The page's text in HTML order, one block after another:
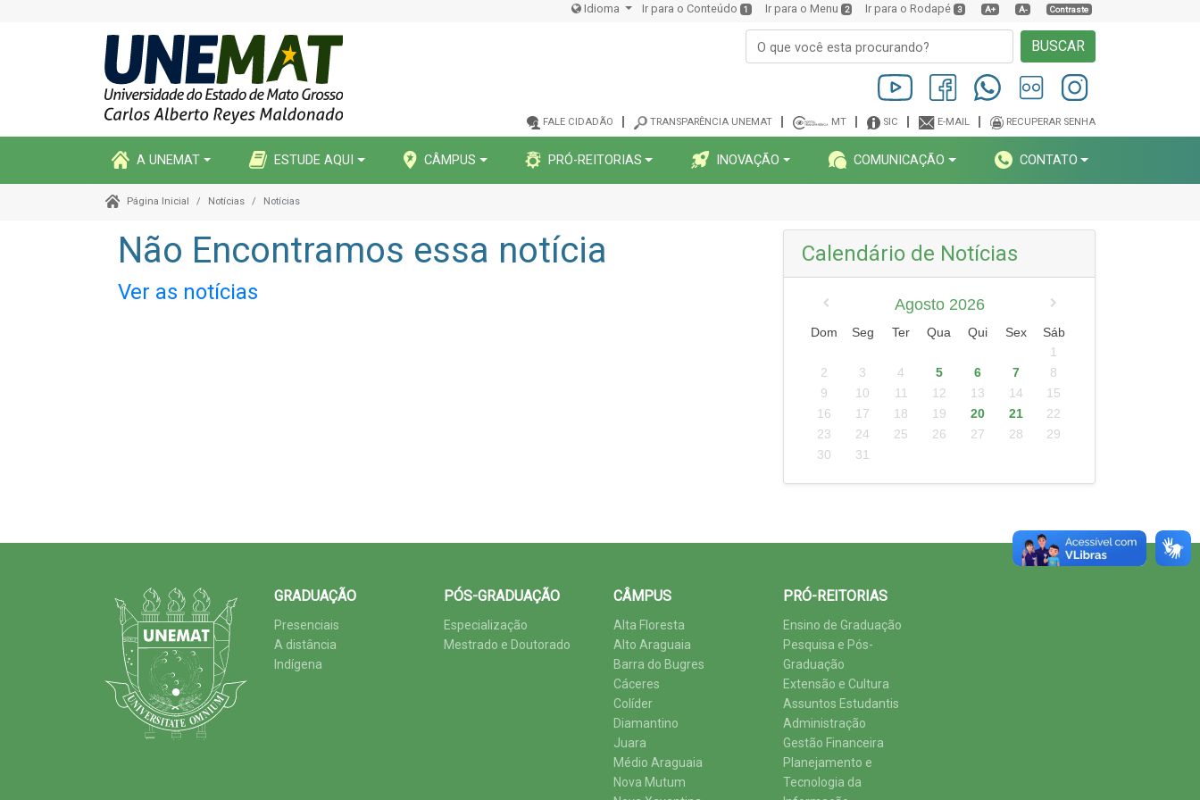
Idioma Ir para o Conteúdo 1 Ir para o Menu 2 Ir para o Rodapé 3 A+ A- Contraste
BUSCAR
FALE CIDADÃO TRANSPARÊNCIA UNEMAT MT SIC E-MAIL RECUPERAR SENHA
A UNEMAT ESTUDE AQUI CÂMPUS PRÓ-REITORIAS INOVAÇÃO COMUNICAÇÃO CONTATO
Página Inicial Notícias Notícias
Não Encontramos essa notícia
Ver as notícias
Calendário de Notícias
Agosto 2026
Dom Seg Ter Qua Qui Sex
Sáb
1
2
3 4 5 6 7
8
9
10 11 12 13 14
15
16
17 18 19 20 21
22
23
24 25 26 27 28
29
30
31
GRADUAÇÃO
Presenciais
A distância
Indígena
PÓS-GRADUAÇÃO
Especialização
Mestrado e Doutorado
CÂMPUS
Alta Floresta
Alto Araguaia
Barra do Bugres
Cáceres
Colíder
Diamantino
Juara
Médio Araguaia
Nova Mutum
PRÓ-REITORIAS
Ensino de Graduação
Pesquisa e Pós-
Graduação
Extensão e Cultura
Assuntos Estudantis
Administração
Gestão Financeira
Planejamento e
Tecnologia da